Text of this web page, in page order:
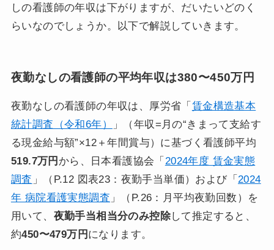
しの看護師の年収は下がりますが、だいたいどのく
らいなのでしょうか。以下で解説していきます。
夜勤なしの看護師の平均年収は380〜450万円
夜勤なしの看護師の年収は、厚労省「 賃金構造基本
統計調査（令和6年）
」（年収=月の“きまって支給す
る現金給与額”×12＋年間賞与）に基づく看護師平均
519.7万円 から、日本看護協会「 2024年度 賃金実態
調査 」（P.12 図表23：夜勤手当単価）および「 2024
年 病院看護実態調査 」（P.26：月平均夜勤回数）を
用いて、 夜勤手当相当分のみ控除して推定すると、
約450〜479万円 になります。